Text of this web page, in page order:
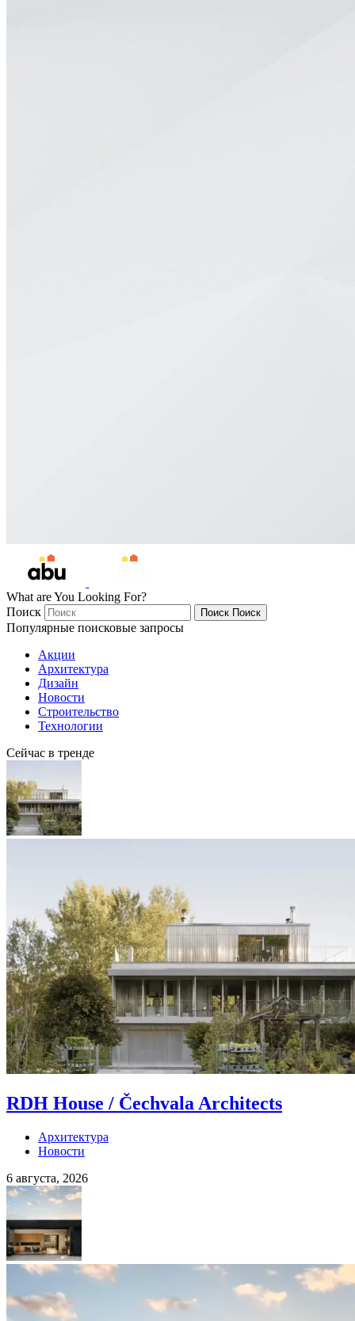
What are You Looking For?
Поиск
Поиск Поиск
Популярные поисковые запросы
Акции
Архитектура
Дизайн
Новости
Строительство
Технологии
Сейчас в тренде
RDH House / Čechvala Architects
Архитектура
Новости
6 августа, 2026